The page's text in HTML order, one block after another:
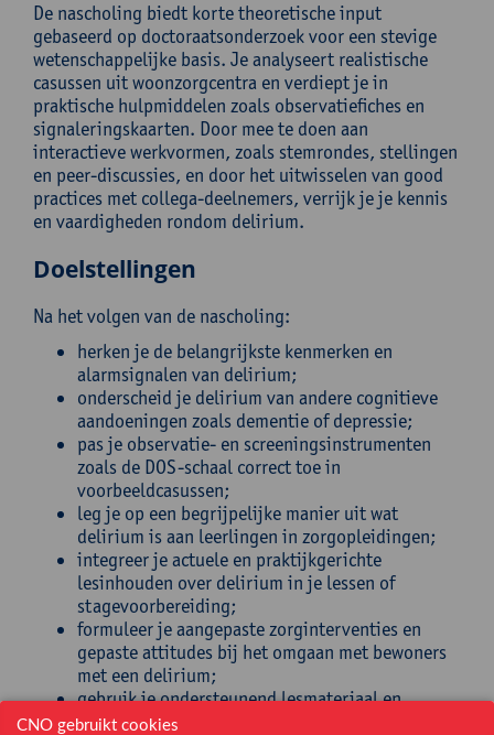
De nascholing biedt korte theoretische input
gebaseerd op doctoraatsonderzoek voor een stevige
wetenschappelijke basis. Je analyseert realistische
casussen uit woonzorgcentra en verdiept je in
praktische hulpmiddelen zoals observatiefiches en
signaleringskaarten. Door mee te doen aan
interactieve werkvormen, zoals stemrondes, stellingen
en peer-discussies, en door het uitwisselen van good
practices met collega-deelnemers, verrijk je je kennis
en vaardigheden rondom delirium.
Doelstellingen
Na het volgen van de nascholing:
herken je de belangrijkste kenmerken en
alarmsignalen van delirium;
onderscheid je delirium van andere cognitieve
aandoeningen zoals dementie of depressie;
pas je observatie- en screeningsinstrumenten
zoals de DOS-schaal correct toe in
voorbeeldcasussen;
leg je op een begrijpelijke manier uit wat
delirium is aan leerlingen in zorgopleidingen;
integreer je actuele en praktijkgerichte
lesinhouden over delirium in je lessen of
stagevoorbereiding;
formuleer je aangepaste zorginterventies en
gepaste attitudes bij het omgaan met bewoners
met een delirium;
gebruik je ondersteunend lesmateriaal en
casussen in je eigen onderwijspraktijk.
CNO gebruikt cookies